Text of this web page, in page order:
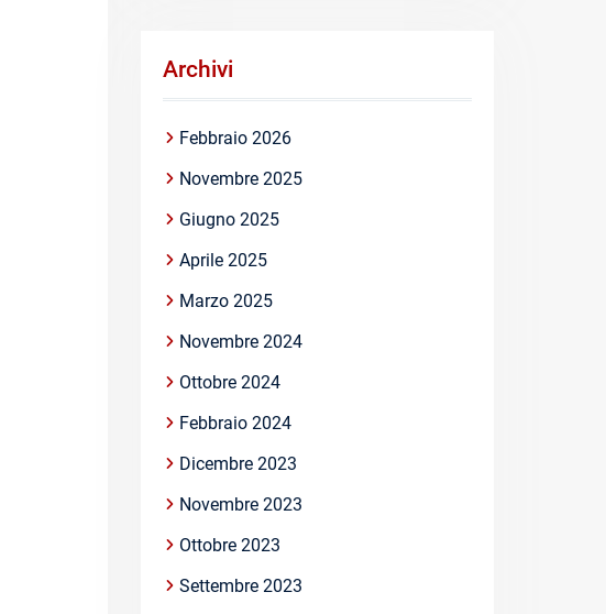
Archivi
Febbraio 2026
Novembre 2025
Giugno 2025
Aprile 2025
Marzo 2025
Novembre 2024
Ottobre 2024
Febbraio 2024
Dicembre 2023
Novembre 2023
Ottobre 2023
Settembre 2023